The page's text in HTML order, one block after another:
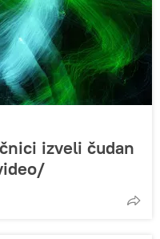
izveli čudan